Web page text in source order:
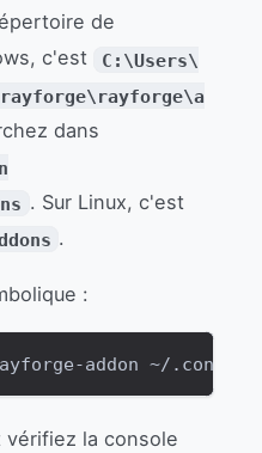
de
c'est
C:\Users\
dans
. Sur Linux, c'est
.
:
addon ~/.config/
vérifiez la console